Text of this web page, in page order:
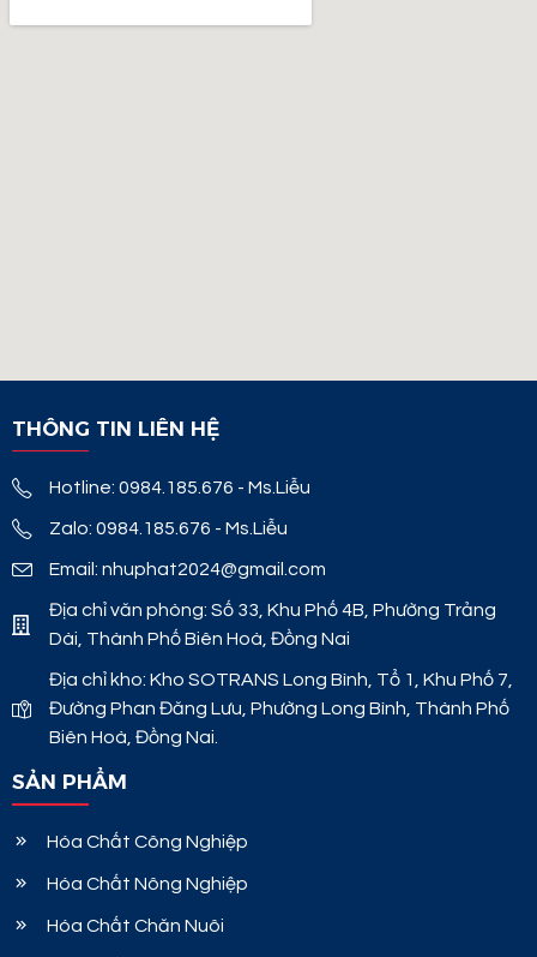
THÔNG TIN LIÊN HỆ
Hotline: 0984.185.676 - Ms.Liễu
Zalo: 0984.185.676 - Ms.Liễu
Email: nhuphat2024@gmail.com
Địa chỉ văn phòng: Số 33, Khu Phố 4B, Phường Trảng
Dài, Thành Phố Biên Hoà, Đồng Nai
Địa chỉ kho: Kho SOTRANS Long Bình, Tổ 1, Khu Phố 7,
Đường Phan Đăng Lưu, Phường Long Bình, Thành Phố
Biên Hoà, Đồng Nai.
SẢN PHẨM
Hóa Chất Công Nghiệp
Hóa Chất Nông Nghiệp
Hóa Chất Chăn Nuôi